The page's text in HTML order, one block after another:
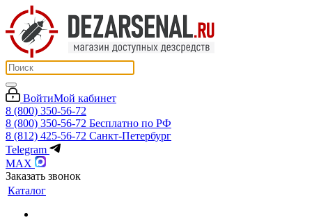
ВойтиМой кабинет
8 (800) 350-56-72
8 (800) 350-56-72 Бесплатно по РФ
8 (812) 425-56-72 Санкт-Петербург
Telegram
MAX
Заказать звонок
Каталог